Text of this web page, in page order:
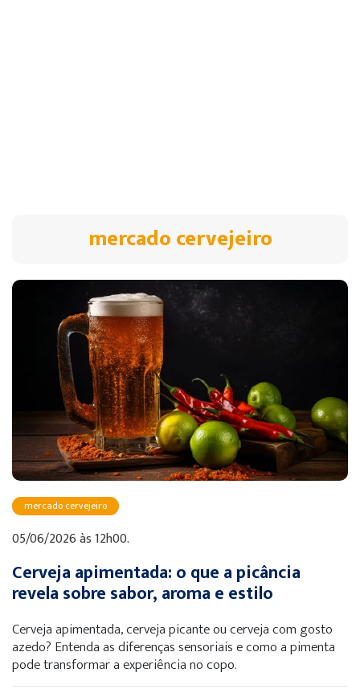
mercado cervejeiro
mercado cervejeiro
05/06/2026 às 12h00.
Cerveja apimentada: o que a picância
revela sobre sabor, aroma e estilo
Cerveja apimentada, cerveja picante ou cerveja com gosto
azedo? Entenda as diferenças sensoriais e como a pimenta
pode transformar a experiência no copo.